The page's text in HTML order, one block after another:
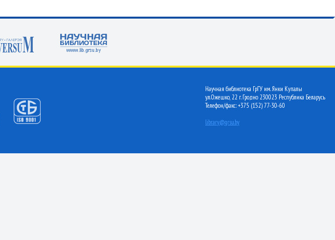
Научная библиотека ГрГУ им. Янки Купалы
ул.Ожешко, 22 г. Гродно 230023 Республика Беларусь
Телефон/факс: +375 (152) 77-30-60
library@grsu.by